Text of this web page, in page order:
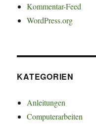
Kommentar-Feed
WordPress.org
KATEGORIEN
Anleitungen
Computerarbeiten